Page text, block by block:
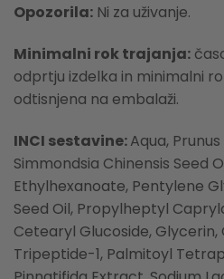
Opozorila: Ni za uživanje.
Minimalni rok trajanja:
odprtju izdelka in minimalni
odtisnjena na embalaži.
INCI sestavine:Aqua,
Simmondsia Chinensis Seed
Ethylhexanoate, Pentylene
Seed Oil, Propylheptyl
Cetearyl Glucoside,
Tripeptide-1, Palmitoyl